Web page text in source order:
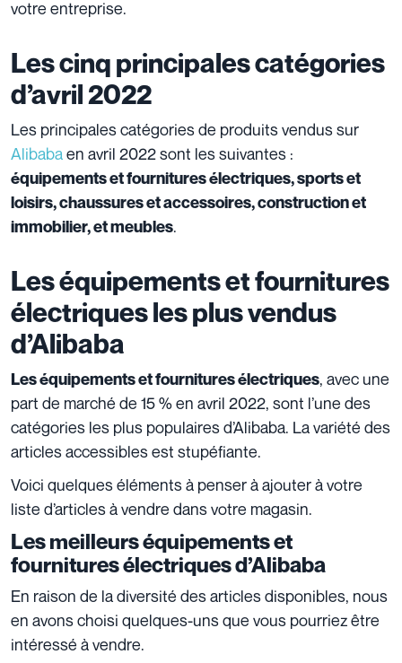
votre entreprise.
Les cinq principales catégories
d’avril 2022
Les principales catégories de produits vendus sur
Alibabaen avril 2022 sont les suivantes :
équipements et fournitures électriques, sports et
loisirs, chaussures et accessoires, construction et
immobilier, et meubles.
Les équipements et fournitures
électriques les plus vendus
d’Alibaba
Les équipements et fournitures électriques, avec une
part de marché de 15 % en avril 2022, sont l’une des
catégories les plus populaires d’Alibaba. La variété des
articles accessibles est stupéfiante.
Voici quelques éléments à penser à ajouter à votre
liste d’articles à vendre dans votre magasin.
Les meilleurs équipements et
fournitures électriques d’Alibaba
En raison de la diversité des articles disponibles, nous
en avons choisi quelques-uns que vous pourriez être
intéressé à vendre.